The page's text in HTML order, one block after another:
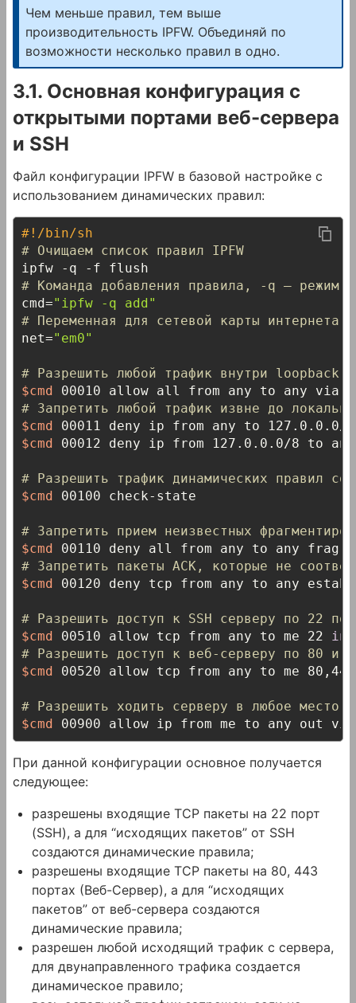
Чем меньше правил, тем выше
производительность IPFW. Объединяй по
возможности несколько правил в одно.
3.1. Основная конфигурация с
открытыми портами веб-сервера
и SSH
Файл конфигурации IPFW в базовой настройке с
использованием динамических правил:
#!/bin/sh
# Очищаем список правил IPFW
# Команда добавления правила, -q — режим
cmd="ipfw -q add"
# Переменная для сетевой карты интернета
net="em0"
# Разрешить любой трафик внутри loopback
$cmd
# Запретить любой трафик извне до
$cmd
$cmd 00012 deny ip from 127.0.0.0/8 to any
# Разрешить трафик динамических правил
$cmd 00100 check-state
# Запретить прием неизвестных
$cmd 00110 deny all from any to any frag
# Запретить пакеты ACK, которые не
$cmd 00120 deny tcp from any to any
# Разрешить доступ к SSH серверу по 22
$cmd 00510 allow tcp from any to me 22 in
# Разрешить доступ к веб-серверу по 80 и
$cmd 00520 allow tcp from any to me
# Разрешить ходить серверу в любое место
$cmd 00900 allow ip from me to any out
При данной конфигурации основное получается
следующее:
разрешены входящие TCP пакеты на 22 порт
(SSH), а для “исходящих пакетов” от SSH
создаются динамические правила;
разрешены входящие TCP пакеты на 80, 443
портах (Веб-Сервер), а для “исходящих
пакетов” от веб-сервера создаются
динамические правила;
разрешен любой исходящий трафик с сервера,
для двунаправленного трафика создается
динамическое правило;